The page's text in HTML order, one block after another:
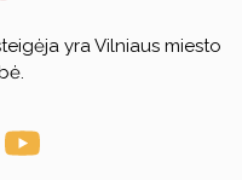
yra Vilniaus miesto